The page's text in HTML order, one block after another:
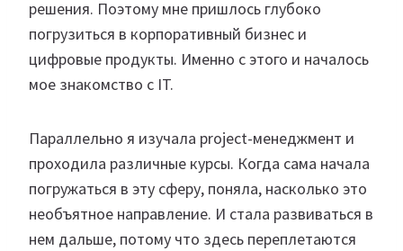
решения. Поэтому мне пришлось глубоко
погрузиться в корпоративный бизнес и
цифровые продукты. Именно с этого и началось
мое знакомство с IT.
Параллельно я изучала project-менеджмент и
проходила различные курсы. Когда сама начала
погружаться в эту сферу, поняла, насколько это
необъятное направление. И стала развиваться в
нем дальше, потому что здесь переплетаются